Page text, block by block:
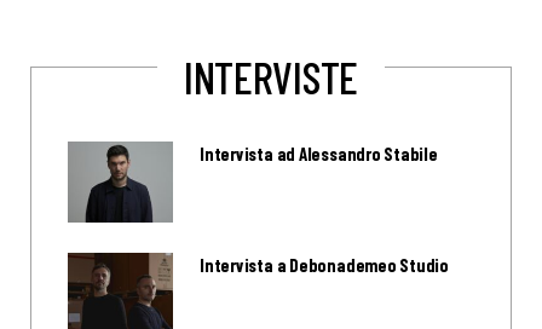
INTERVISTE
Intervista ad Alessandro Stabile
Intervista a Debonademeo Studio